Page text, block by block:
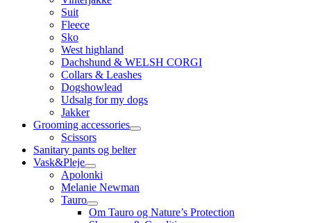
Suit
Fleece
Sko
West highland
Dachshund & WELSH CORGI
Collars & Leashes
Dogshowlead
Udsalg for my dogs
Jakker
Grooming accessories
Scissors
Sanitary pants og belter
Vask&Pleje
Apolonki
Melanie Newman
Tauro
Om Tauro og Nature’s Protection